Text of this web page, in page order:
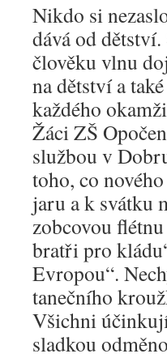
Nikdo si
dává od
člověku vlnu
na dětství a
každého
Žáci ZŠ
službou v
toho, co
jaru a k svátku
zobcovou
bratři pro
Evropou“.
tanečního
Všichni
sladkou